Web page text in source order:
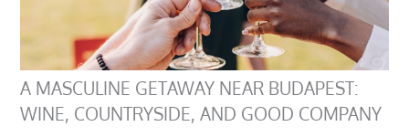
A MASCULINE GETAWAY NEAR BUDAPEST:
WINE, COUNTRYSIDE, AND GOOD COMPANY